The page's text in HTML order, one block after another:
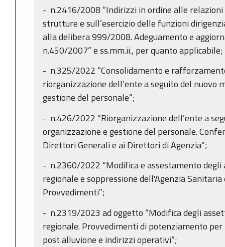
- n.2416/2008 “Indirizzi in ordine alle
strutture e sull’esercizio delle funzioni
alla delibera 999/2008. Adeguamento e
n.450/2007” e ss.mm.ii., per quanto applicabile;
- n.325/2022 “Consolidamento e
riorganizzazione dell’ente a seguito del nuovo
gestione del personale”;
- n.426/2022 “Riorganizzazione dell’ente a
organizzazione e gestione del personale.
Direttori Generali e ai Direttori di Agenzia”;
- n.2360/2022 “Modifica e assestamento
regionale e soppressione dell'Agenzia Sanitaria
Provvedimenti”;
- n.2319/2023 ad oggetto “Modifica degli
regionale. Provvedimenti di potenziamento
post alluvione e indirizzi operativi”;